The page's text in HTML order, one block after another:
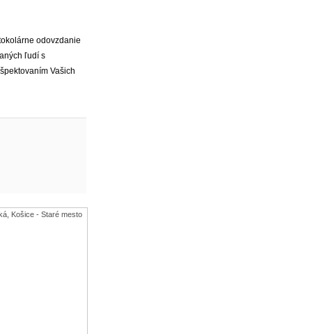
odovzdanie
ľudí s
Vašich
Košice - Staré mesto